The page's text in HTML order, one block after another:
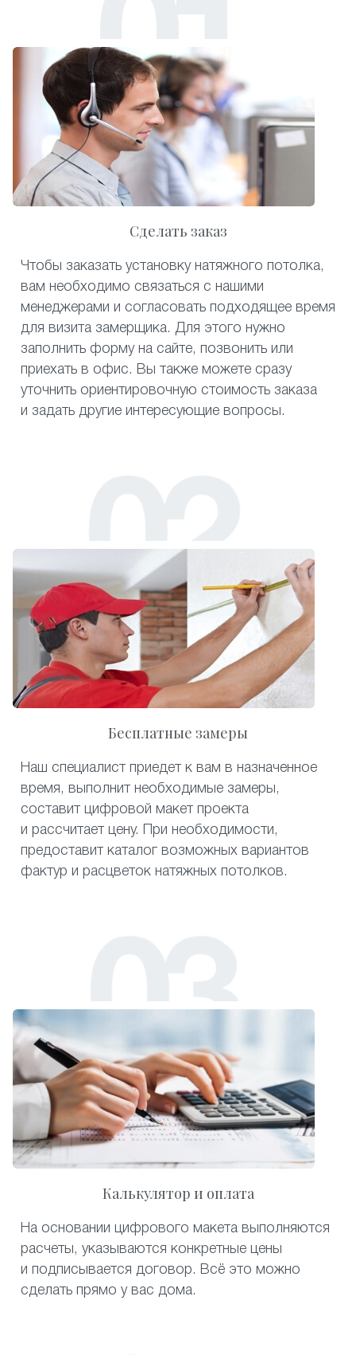
Сделать заказ
Чтобы заказать установку натяжного потолка,
вам необходимо связаться с нашими
менеджерами и согласовать подходящее время
для визита замерщика. Для этого нужно
заполнить форму на сайте, позвонить или
приехать в офис. Вы также можете сразу
уточнить ориентировочную стоимость заказа
и задать другие интересующие вопросы.
Бесплатные замеры
Наш специалист приедет к вам в назначенное
время, выполнит необходимые замеры,
составит цифровой макет проекта
и рассчитает цену. При необходимости,
предоставит каталог возможных вариантов
фактур и расцветок натяжных потолков.
Калькулятор и оплата
На основании цифрового макета выполняются
расчеты, указываются конкретные цены
и подписывается договор. Всё это можно
сделать прямо у вас дома.